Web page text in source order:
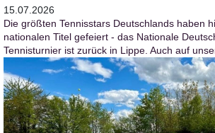
15.07.2026
Die größten Tennisstars Deutschlands haben
nationalen Titel gefeiert - das Nationale
Tennisturnier ist zurück in Lippe. Auch auf